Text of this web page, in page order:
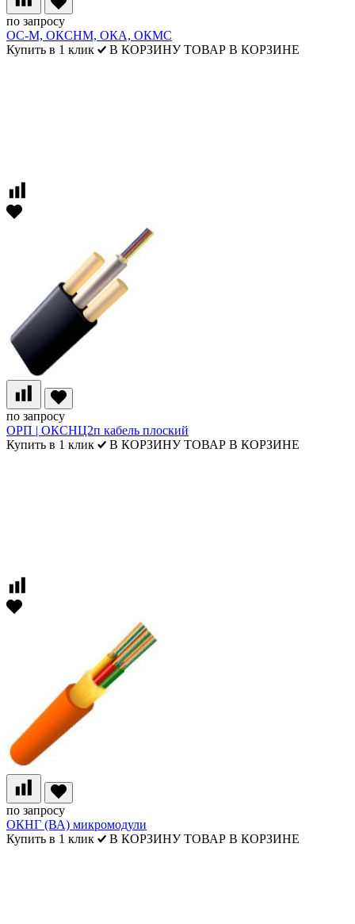
по запросу
ОС-М, ОКСНМ, ОКА, ОКМС
Купить в 1 клик
В КОРЗИНУ ТОВАР В КОРЗИНЕ
по запросу
ОРП | ОКСНЦ2п кабель плоский
Купить в 1 клик
В КОРЗИНУ ТОВАР В КОРЗИНЕ
по запросу
ОКНГ (ВА) микромодули
Купить в 1 клик
В КОРЗИНУ ТОВАР В КОРЗИНЕ